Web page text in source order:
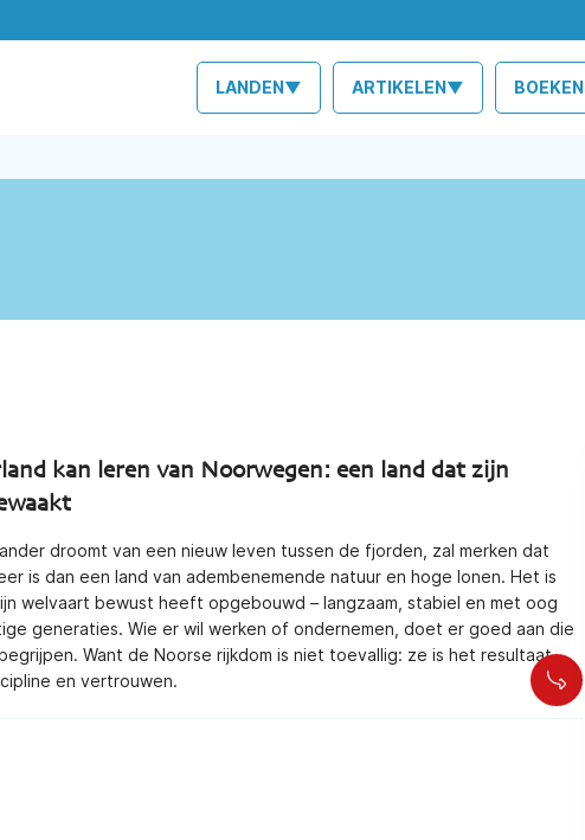
LANDEN▼ ARTIKELEN▼ BOEKEN
kan leren van Noorwegen: een land dat zijn
droomt van een nieuw leven tussen de fjorden, zal merken dat
is dan een land van adembenemende natuur en hoge lonen. Het is
welvaart bewust heeft opgebouwd – langzaam, stabiel en met oog
generaties. Wie er wil werken of ondernemen, doet er goed aan die
Want de Noorse rijkdom is niet toevallig: ze is het resultaat
en vertrouwen.